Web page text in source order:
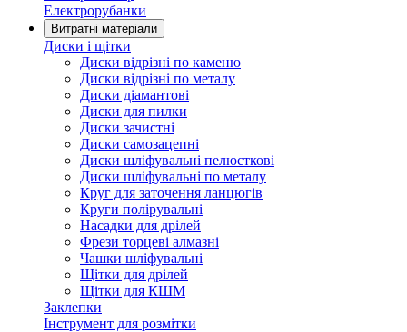
Електрорубанки
Витратні матеріали
Диски і щітки
Диски відрізні по каменю
Диски відрізні по металу
Диски діамантові
Диски для пилки
Диски зачистні
Диски самозацепні
Диски шліфувальні пелюсткові
Диски шліфувальні по металу
Круг для заточення ланцюгів
Круги полірувальні
Насадки для дрілей
Фрези торцеві алмазні
Чашки шліфувальні
Щітки для дрілей
Щітки для КШМ
Заклепки
Інструмент для розмітки